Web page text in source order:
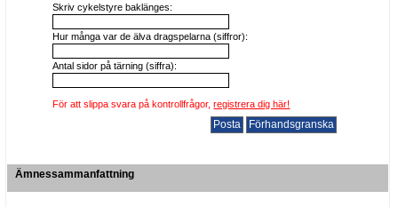
Skriv cykelstyre baklänges:
Hur många var de älva dragspelarna (siffror):
Antal sidor på tärning (siffra):
För att slippa svara på kontrollfrågor,registrera dig här!
Ämnessammanfattning